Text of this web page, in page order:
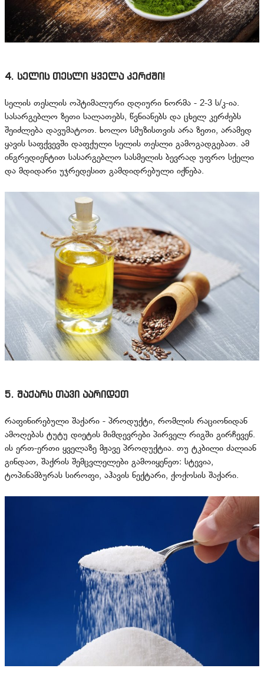
4. სელის თესლი ყველა კერძში!
სელის თესლის ოპტიმალური დღიური ნორმა - 2-3 ს/კ-ია.
სასარგებლო ზეთი სალათებს, წვნიანებს და ცხელ კერძებს
შეიძლება დავუმატოთ. ხოლო სმუზისთვის არა ზეთი, არამედ
ყავის საფქვევში დაფქული სელის თესლი გამოგადგებათ. ამ
ინგრედიენტით სასარგებლო სასმელის ბევრად უფრო სქელი
და მდიდარი უჯრედესით გამდიდრებული იქნება.
5. შაქარს თავი აარიდეთ
რაფინირებული შაქარი - პროდუქტი, რომლის რაციონიდან
ამოღებას ტუტუ დიეტის მიმდევრები პირველ რიგში გირჩევენ.
ის ერთ-ერთი ყველაზე მჟავე პროდუქტია. თუ ტკბილი ძალიან
გინდათ, შაქრის შემცვლელები გამოიყენეთ: სტევია,
ტოპინამბურას სიროფი, აჰავის ნექტარი, ქოქოსის შაქარი.